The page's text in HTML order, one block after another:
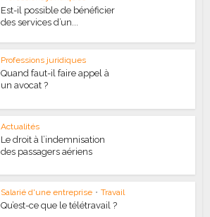
Est-il possible de bénéficier
des services d’un...
Professions juridiques
Quand faut-il faire appel à
un avocat ?
Actualités
Le droit à l’indemnisation
des passagers aériens
Salarié d'une entreprise • Travail
Qu’est-ce que le télétravail ?